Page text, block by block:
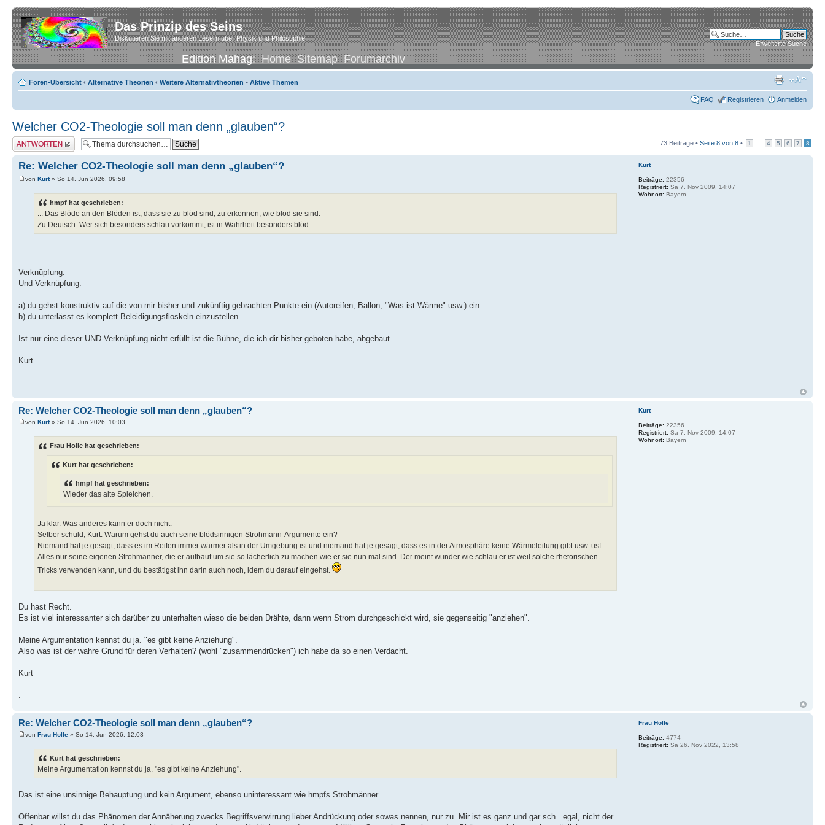
Das Prinzip des Seins
Diskutieren Sie mit anderen Lesern über Physik und Philosophie
Edition Mahag:Home Sitemap Forumarchiv
Erweiterte Suche
Foren-Übersicht ‹ Alternative Theorien ‹ Weitere Alternativtheorien • Aktive Themen
FAQ Registrieren Anmelden
Welcher CO2-Theologie soll man denn „glauben“?
Antwort erstellen 73 Beiträge • Seite 8 von 8 • 1 4 5 6 7 8
Re: Welcher CO2-Theologie soll man denn „glauben“?
von Kurt» So 14. Jun 2026, 09:58
hmpf hat geschrieben:
... Das Blöde an den Blöden ist, dass sie zu blöd sind, zu erkennen, wie blöd sie sind.
Zu Deutsch: Wer sich besonders schlau vorkommt, ist in Wahrheit besonders blöd.
Verknüpfung:
Und-Verknüpfung:
a) du gehst konstruktiv auf die von mir bisher und zukünftig gebrachten Punkte ein (Autoreifen, Ballon, "Was ist Wärme" usw.) ein.
b) du unterlässt es komplett Beleidigungsfloskeln einzustellen.
Ist nur eine dieser UND-Verknüpfung nicht erfüllt ist die Bühne, die ich dir bisher geboten habe, abgebaut.
Kurt
Kurt
Beiträge: 22356
Registriert: Sa 7. Nov 2009, 14:07
Wohnort: Bayern
Re: Welcher CO2-Theologie soll man denn „glauben“?
von Kurt» So 14. Jun 2026, 10:03
Frau Holle hat geschrieben:
Kurt hat geschrieben:
hmpf hat geschrieben:
Wieder das alte Spielchen.
Ja klar. Was anderes kann er doch nicht.
Selber schuld, Kurt. Warum gehst du auch seine blödsinnigen Strohmann-Argumente ein?
Niemand hat je gesagt, dass es im Reifen immer wärmer als in der Umgebung ist und niemand hat je gesagt, dass es in der Atmosphäre keine Wärmeleitung gibt usw. usf.
Alles nur seine eigenen Strohmänner, die er aufbaut um sie so lächerlich zu machen wie er sie nun mal sind. Der meint wunder wie schlau er ist weil solche rhetorischen
Tricks verwenden kann, und du bestätigst ihn darin auch noch, idem du darauf eingehst.
Du hast Recht.
Es ist viel interessanter sich darüber zu unterhalten wieso die beiden Drähte, dann wenn Strom durchgeschickt wird, sie gegenseitig "anziehen".
Meine Argumentation kennst du ja. "es gibt keine Anziehung".
Also was ist der wahre Grund für deren Verhalten? (wohl "zusammendrücken") ich habe da so einen Verdacht.
Kurt
Kurt
Beiträge: 22356
Registriert: Sa 7. Nov 2009, 14:07
Wohnort: Bayern
Re: Welcher CO2-Theologie soll man denn „glauben“?
von Frau Holle » So 14. Jun 2026, 12:03
Kurt hat geschrieben:
Meine Argumentation kennst du ja. "es gibt keine Anziehung".
Das ist eine unsinnige Behauptung und kein Argument, ebenso uninteressant wie hmpfs Strohmänner.
Offenbar willst du das Phänomen der Annäherung zwecks Begriffsverwirrung lieber Andrückung oder sowas nennen, nur zu. Mir ist es ganz und gar sch...egal, nicht der
Frau Holle
Beiträge: 4774
Registriert: Sa 26. Nov 2022, 13:58